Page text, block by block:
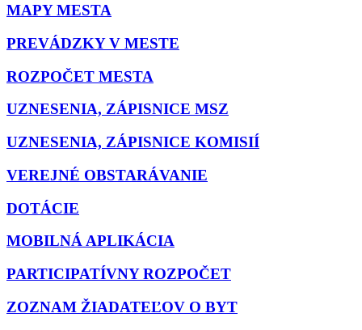
MAPY MESTA
PREVÁDZKY V MESTE
ROZPOČET MESTA
UZNESENIA, ZÁPISNICE MSZ
UZNESENIA, ZÁPISNICE KOMISIÍ
VEREJNÉ OBSTARÁVANIE
DOTÁCIE
MOBILNÁ APLIKÁCIA
PARTICIPATÍVNY ROZPOČET
ZOZNAM ŽIADATEĽOV O BYT